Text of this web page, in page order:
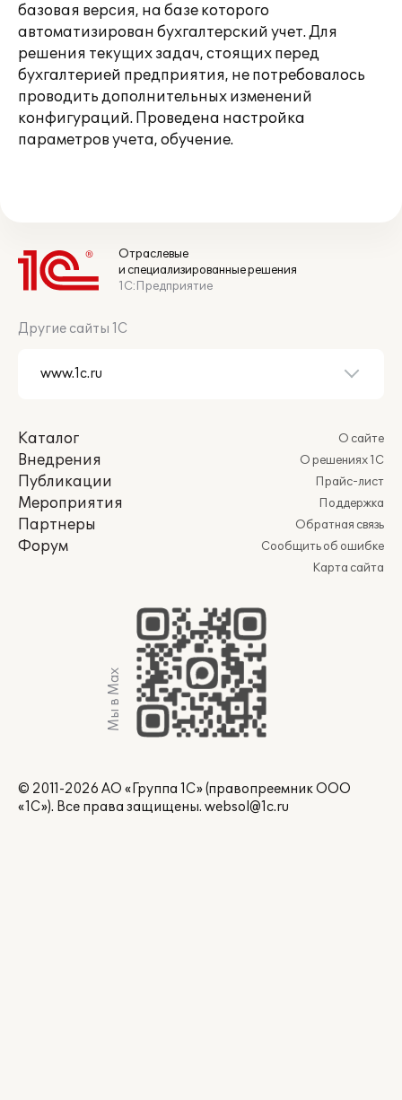
базовая версия, на базе которого
автоматизирован бухгалтерский учет. Для
решения текущих задач, стоящих перед
бухгалтерией предприятия, не потребовалось
проводить дополнительных изменений
конфигураций. Проведена настройка
параметров учета, обучение.
Отраслевые
и специализированные решения
1С:Предприятие
Другие сайты 1С
Каталог
Внедрения
Публикации
Мероприятия
Партнеры
Форум
О сайте
О решениях 1С
Прайс-лист
Поддержка
Обратная связь
Сообщить об ошибке
Карта сайта
Мы в Max
© 2011-2026 АО «Группа 1С» (правопреемник ООО
«1С»). Все права защищены. websol@1c.ru